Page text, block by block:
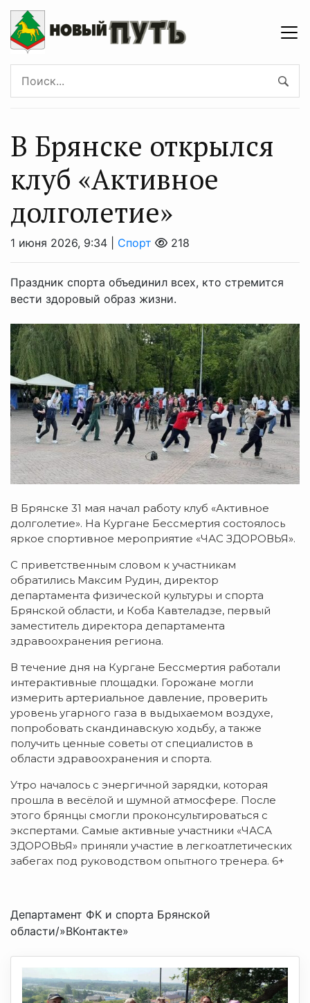
В Брянске открылся
клуб «Активное
долголетие»
1 июня 2026, 9:34 | Спорт 218
Праздник спорта объединил всех, кто стремится
вести здоровый образ жизни.
В Брянске 31 мая начал работу клуб «Активное
долголетие». На Кургане Бессмертия состоялось
яркое спортивное мероприятие «ЧАС ЗДОРОВЬЯ».
С приветственным словом к участникам
обратились Максим Рудин, директор
департамента физической культуры и спорта
Брянской области, и Коба Кавтеладзе, первый
заместитель директора департамента
здравоохранения региона.
В течение дня на Кургане Бессмертия работали
интерактивные площадки. Горожане могли
измерить артериальное давление, проверить
уровень угарного газа в выдыхаемом воздухе,
попробовать скандинавскую ходьбу, а также
получить ценные советы от специалистов в
области здравоохранения и спорта.
Утро началось с энергичной зарядки, которая
прошла в весёлой и шумной атмосфере. После
этого брянцы смогли проконсультироваться с
экспертами. Самые активные участники «ЧАСА
ЗДОРОВЬЯ» приняли участие в легкоатлетических
забегах под руководством опытного тренера. 6+
Департамент ФК и спорта Брянской
области/»ВКонтакте»